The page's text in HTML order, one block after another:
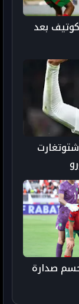
بعد
صدارة